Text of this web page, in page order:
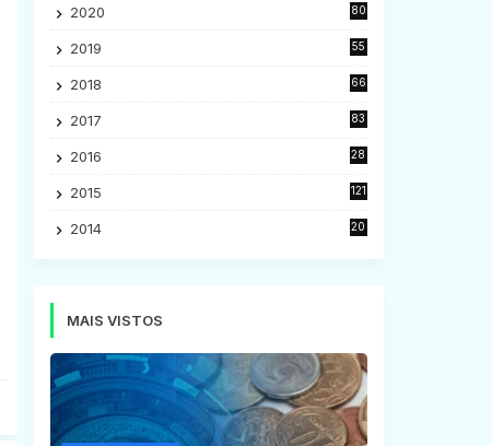
2020
80
2019
55
2018
66
2017
83
2016
28
2015
121
2014
20
MAIS VISTOS